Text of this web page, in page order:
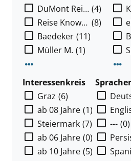
(4)
DuMont Reise-Verl.
(8)
Reise Know-How-Verl.
(11)
Baedeker
(1)
Müller M.
Mehr Verlag-Filter anzeigen
Interessenkreis
(6)
Graz
(1)
ab 08 Jahre
(7)
Steiermark
(0)
ab 06 Jahre
(5)
ab 10 Jahre
(0)
---